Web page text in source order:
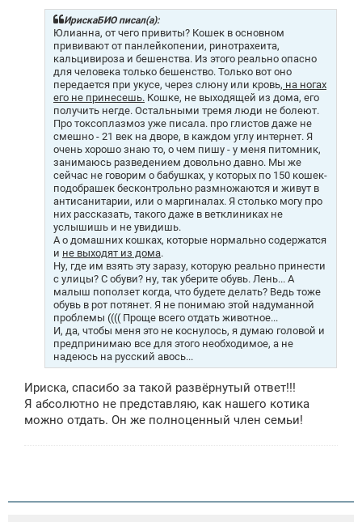
б
щ
е
н
и
е
ИрискаБИО писал(а):
Юлианна, от чего привиты? Кошек в основном
прививают от панлейкопении, ринотрахеита,
кальцивироза и бешенства. Из этого реально опасно
для человека только бешенство. Только вот оно
передается при укусе, через слюну или кровь, на ногах
его не принесешь. Кошке, не выходящей из дома, его
получить негде. Остальными тремя люди не болеют.
Про токсоплазмоз уже писала. про глистов даже не
смешно - 21 век на дворе, в каждом углу интернет. Я
очень хорошо знаю то, о чем пишу - у меня питомник,
занимаюсь разведением довольно давно. Мы же
сейчас не говорим о бабушках, у которых по 150 кошек-
подобрашек бесконтрольно размножаются и живут в
антисанитарии, или о маргиналах. Я столько могу про
них рассказать, такого даже в ветклиниках не
услышишь и не увидишь.
А о домашних кошках, которые нормально содержатся
и не выходят из дома.
Ну, где им взять эту заразу, которую реально принести
с улицы? С обуви? ну, так уберите обувь. Лень... А
малыш поползет когда, что будете делать? Ведь тоже
обувь в рот потянет. Я не понимаю этой надуманной
проблемы (((( Проще всего отдать животное...
И, да, чтобы меня это не коснулось, я думаю головой и
предпринимаю все для этого необходимое, а не
надеюсь на русский авось...
Ириска, спасибо за такой развёрнутый ответ!!!
Я абсолютно не представляю, как нашего котика
можно отдать. Он же полноценный член семьи!